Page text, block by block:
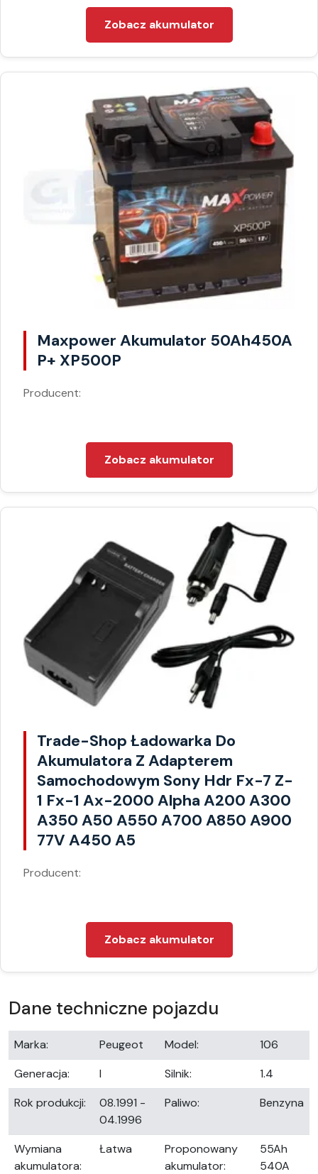
Zobacz akumulator
Maxpower Akumulator 50Ah450A
P+ XP500P
Producent:
Zobacz akumulator
Trade-Shop Ładowarka Do
Akumulatora Z Adapterem
Samochodowym Sony Hdr Fx-7 Z-
1 Fx-1 Ax-2000 Alpha A200 A300
A350 A50 A550 A700 A850 A900
77V A450 A5
Producent:
Zobacz akumulator
Dane techniczne pojazdu
Marka: Peugeot Model:
106
Generacja:
I Silnik:
1.4
Rok produkcji:
08.1991 -
04.1996
Paliwo: Benzyna
Wymiana
akumulatora:
Łatwa
Proponowany
akumulator:
55Ah
540A